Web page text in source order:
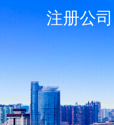
注册公